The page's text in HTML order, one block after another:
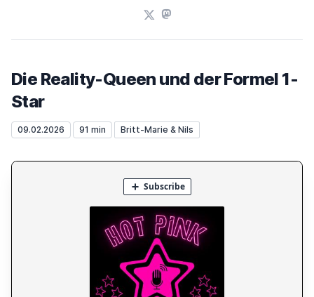
X Mastodon
Die Reality-Queen und der Formel 1-
Star
09.02.2026 91 min Britt-Marie & Nils